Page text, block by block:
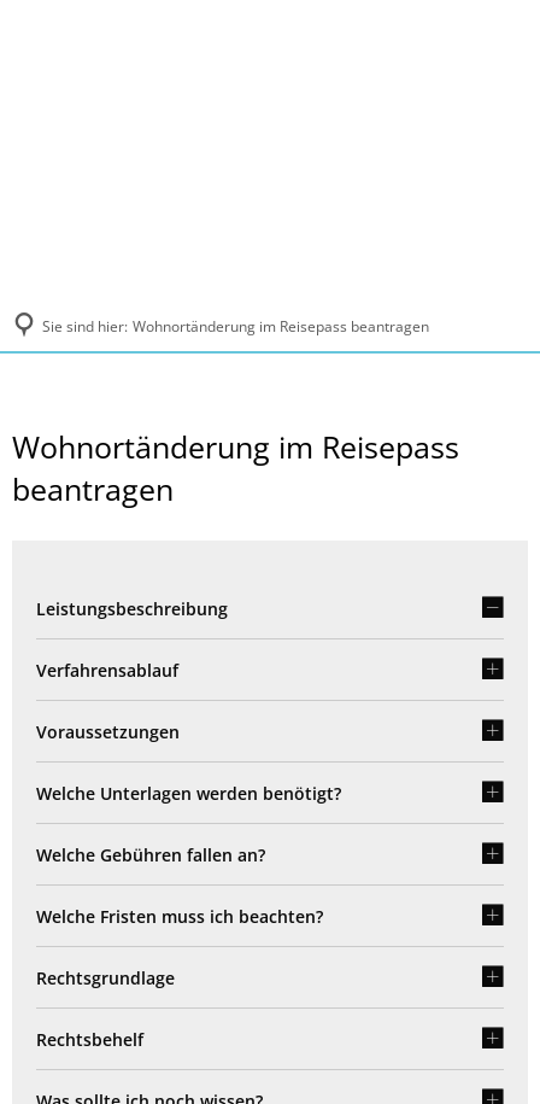
Sie sind hier: Wohnortänderung im Reisepass beantragen
Wohnortänderung im Reisepass
beantragen
Leistungsbeschreibung
Verfahrensablauf
Voraussetzungen
Welche Unterlagen werden benötigt?
Welche Gebühren fallen an?
Welche Fristen muss ich beachten?
Rechtsgrundlage
Rechtsbehelf